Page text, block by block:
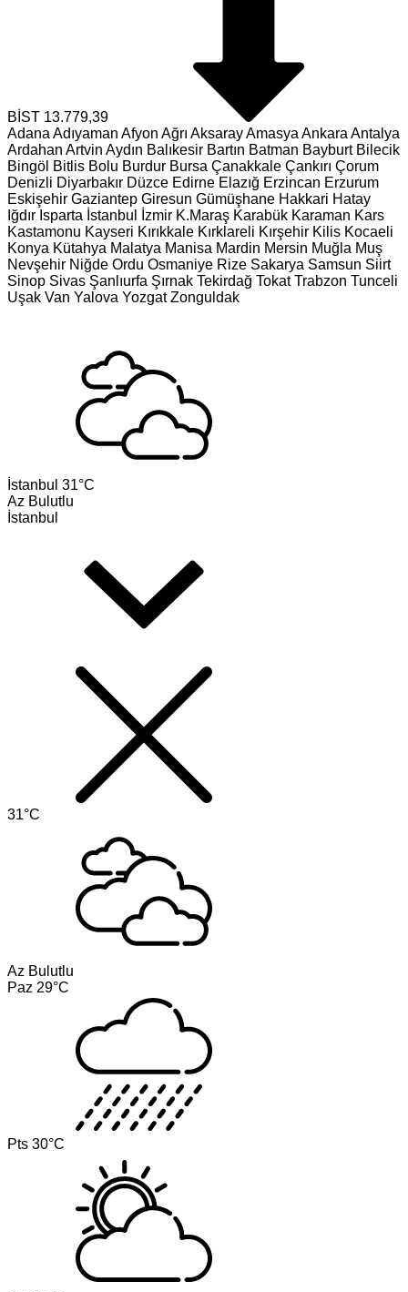
BİST 13.779,39
Adana Adıyaman Afyon Ağrı AksarayAmasya Ankara Antalya
Ardahan Artvin Aydın Balıkesir Bartın Batman Bayburt Bilecik
Bingöl Bitlis Bolu Burdur Bursa Çanakkale Çankırı Çorum
Denizli Diyarbakır Düzce Edirne Elazığ Erzincan Erzurum
Eskişehir Gaziantep Giresun Gümüşhane Hakkari Hatay
Iğdır Isparta İstanbul İzmir K.Maraş Karabük Karaman Kars
Kastamonu Kayseri Kırıkkale Kırklareli Kırşehir Kilis Kocaeli
Konya Kütahya Malatya Manisa Mardin Mersin Muğla Muş
Nevşehir Niğde Ordu Osmaniye Rize Sakarya Samsun Siirt
Sinop Sivas Şanlıurfa Şırnak Tekirdağ Tokat Trabzon Tunceli
Uşak Van Yalova Yozgat Zonguldak
İstanbul 31°C
Az Bulutlu
İstanbul
31°C
Az Bulutlu
Paz 29°C
Pts 30°C